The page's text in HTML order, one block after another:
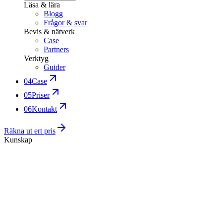
Läsa & lära
Blogg
Frågor & svar
Bevis & nätverk
Case
Partners
Verktyg
Guider
04Case
05Priser
06Kontakt
Räkna ut ert pris
Kunskap